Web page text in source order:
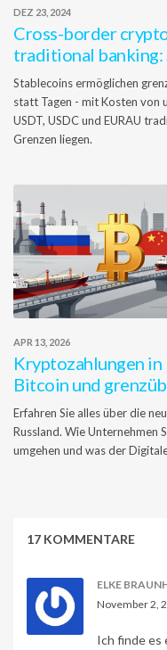
DEZ 23, 2024
Cross-border
traditional banking:
Überweisungen mit
Stablecoins ermöglichen
statt Tagen - mit Kosten von
USDT, USDC und EURAU
Grenzen liegen.
APR 13, 2026
Kryptozahlungen in
Bitcoin und
Erfahren Sie alles über die
Russland. Wie
umgehen und was der
17 KOMMENTARE
ELKE
November 2,
Ich finde es